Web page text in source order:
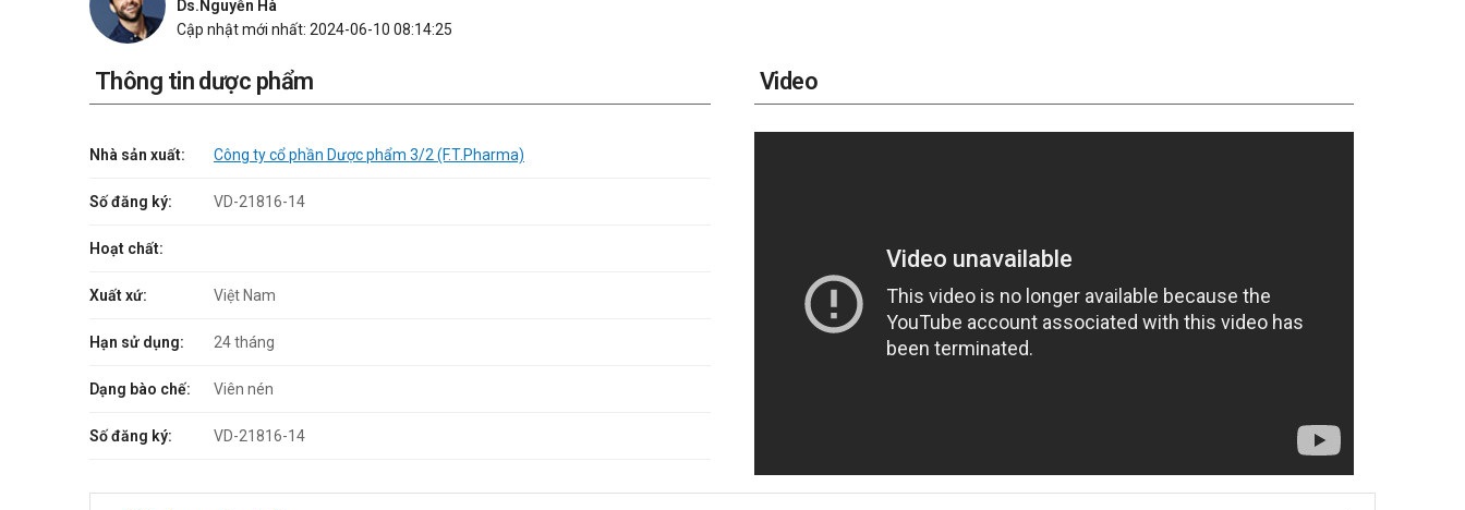
Ds.Nguyễn Hà
Cập nhật mới nhất: 2024-06-10 08:14:25
Thông tin dược phẩm
Nhà sản xuất: Công ty cổ phần Dược phẩm 3/2 (F.T.Pharma)
Số đăng ký: VD-21816-14
Hoạt chất:
Xuất xứ: Việt Nam
Hạn sử dụng: 24 tháng
Dạng bào chế: Viên nén
Số đăng ký: VD-21816-14
Video